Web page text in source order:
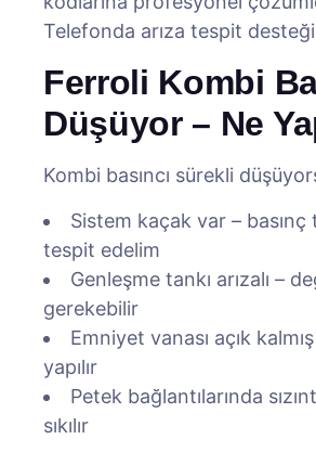
Telefonda arıza tespit
Ferroli Kombi
Düşüyor – Ne
Kombi basıncı sürekli
Sistem kaçak var – basınç
tespit edelim
Genleşme tankı arızalı –
gerekebilir
Emniyet vanası açık
yapılır
Petek bağlantılarında
sıkılır